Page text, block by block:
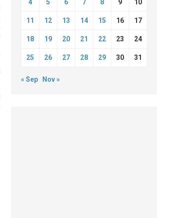
4 5 6 7 8 9 10
11 12 13 14 15 16 17
18 19 20 21 22 23 24
25 26 27 28 29 30 31
« Sep Nov »